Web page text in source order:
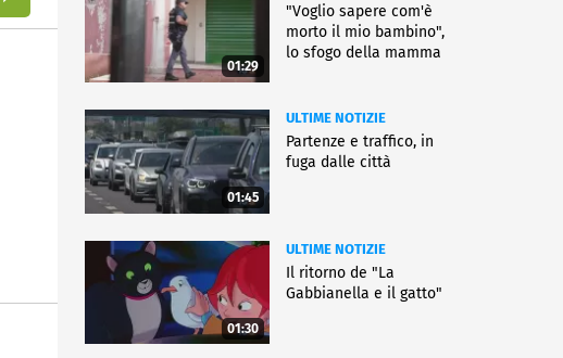
01:29
"Voglio sapere com'è
morto il mio bambino",
lo sfogo della mamma
01:45
ULTIME NOTIZIE
Partenze e traffico, in
fuga dalle città
01:30
ULTIME NOTIZIE
Il ritorno de "La
Gabbianella e il gatto"